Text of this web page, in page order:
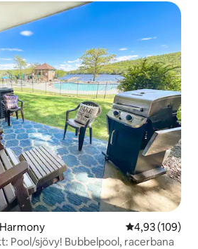
4,93 av 5 i
4,93 (109)
Pool/sjövy! Bubbelpool, racerbana